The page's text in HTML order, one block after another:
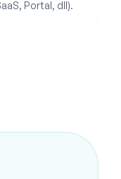
Portal, dll).